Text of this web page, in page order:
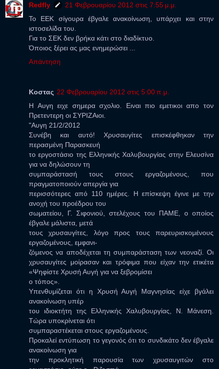
Redfly
21 Φεβρουαρίου 2012 στις 7:55 μ.μ.
Το ΕΕΚ σίγουρα έβγαλε ανακοίνωση, υπάρχει και στην
ιστοσελίδα του.
Για το ΣΕΚ δεν βρήκα κάτι στο διαδίκτυο.
Όποιος ξέρει ας μας ενημερώσει ...
Απάντηση
Κοστας 22 Φεβρουαρίου 2012 στις 5:00 π.μ.
Η Αυγη ειχε σημερα σχολιο. Ειναι πιο εμετικοι απο τον
Πρετεντερη οι ΣΥΡΙΖΑιοι.
"Αυγη 21/2/2012
Συνέβη και αυτό! Χρυσαυγίτες επισκέφθηκαν την
περασμένη Παρασκευή
το εργοστάσιο της Ελληνικής Χαλυβουργίας στην Ελευσίνα
για να δηλώσουν τη
συμπαράστασή τους στους εργαζομένους, που
πραγματοποιούν απεργία για
περισσότερες από 110 ημέρες. Η επίσκεψη έγινε με την
ανοχή του προέδρου του
σωματείου, Γ. Σιφονιού, στελέχους του ΠΑΜΕ, ο οποίος
έβγαλε μάλιστα, μετά
τους χρυσαυγίτες, λόγο προς τους παρευρισκομένους
εργαζομένους, εμφανι-
ζόμενος να αποδέχεται τη συμπαράσταση των νεοναζί. Οι
χρυσαυγίτες μοίρασαν και τρόφιμα που είχαν την ετικέτα
«Ψηφίστε Χρυσή Αυγή για να ξεβρομίσει
ο τόπος».
Υπενθυμίζεται ότι η Χρυσή Αυγή Μαγνησίας είχε βγάλει
ανακοίνωση υπέρ
του ιδιοκτήτη της Ελληνικής Χαλυβουργίας, Ν. Μάνεση.
Τώρα υποκρίνεται ότι
συμπαραστέκεται στους εργαζομένους.
Προκαλεί εντύπωση το γεγονός ότι το συνδικάτο δεν έβγαλε
ανακοίνωση για
την προκλητική παρουσία των χρυσαυγιτών στο